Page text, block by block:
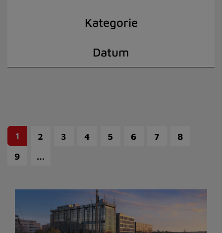
Kategorie
Datum
1 2 3 4 5 6 7
8
9
…